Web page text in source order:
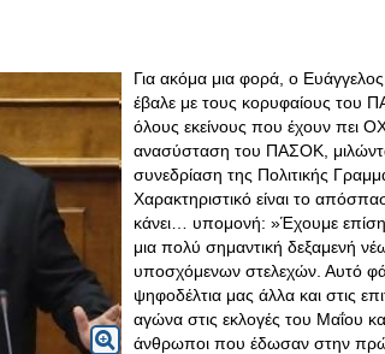
Για ακόμα μια φορά, ο Ευάγγελος
έβαλε με τους κορυφαίους του
όλους εκείνους που έχουν πει
ανασύσταση του ΠΑΣΟΚ,
συνεδρίαση της Πολιτικής
Χαρακτηριστικό είναι το
κάνει… υπομονή: »Έχουμε
μια πολύ σημαντική δεξαμενή
υποσχόμενων στελεχών. Αυτό
ψηφοδέλτια μας άλλα και στις
αγώνα στις εκλογές του Μαΐου
άνθρωποι που έδωσαν στην